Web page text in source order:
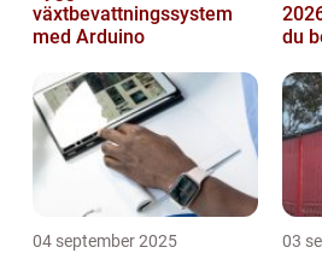
växtbevattningssystem
med Arduino
du
04 september 2025 03